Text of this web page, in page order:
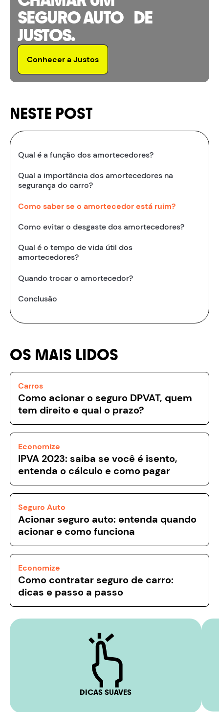
SEGURO AUTO DE
JUSTOS.
Conhecer a Justos
NESTE POST
Qual é a função dos amortecedores?
Qual a importância dos amortecedores na
segurança do carro?
Como saber se o amortecedor está ruim?
Como evitar o desgaste dos amortecedores?
Qual é o tempo de vida útil dos
amortecedores?
Quando trocar o amortecedor?
Conclusão
OS MAIS LIDOS
Carros
Como acionar o seguro DPVAT, quem
tem direito e qual o prazo?
Economize
IPVA 2023: saiba se você é isento,
entenda o cálculo e como pagar
Seguro Auto
Acionar seguro auto: entenda quando
acionar e como funciona
Economize
Como contratar seguro de carro:
dicas e passo a passo
DICAS SUAVES